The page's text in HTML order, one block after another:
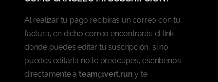
Al realizar tu pago recibiras un correo con tu
factura, en dicho correo encontrarás el link
donde puedes editar tu suscripción, si no
puedes editarla no te preocupes, escríbenos
directamente ateam@vert.run y te